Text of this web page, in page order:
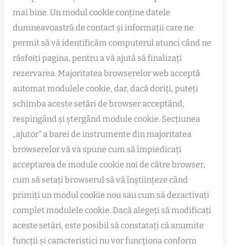
mai bine. Un modul cookie conține datele
dumneavoastră de contact și informații care ne
permit să vă identificăm computerul atunci când ne
răsfoiți pagina, pentru a vă ajută să finalizați
rezervarea. Majoritatea browserelor web acceptă
automat modulele cookie, dar, dacă doriți, puteți
schimba aceste setări de browser acceptând,
respingând și ștergând module cookie. Secțiunea
„ajutor” a barei de instrumente din majoritatea
browserelor vă va spune cum să împiedicați
acceptarea de module cookie noi de către browser,
cum să setați browserul să vă înștiințeze când
primiți un modul cookie nou sau cum să dezactivați
complet modulele cookie. Dacă alegeți să modificați
aceste setări, este posibil să constatați că anumite
funcții și caracteristici nu vor funcționa conform